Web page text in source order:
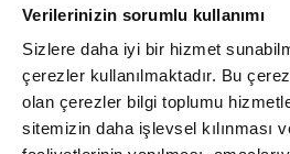
Verilerinizin sorumlu kullanımı
Sizlere daha iyi bir hizmet
çerezler kullanılmaktadır. Bu
olan çerezler bilgi toplumu
sitemizin daha işlevsel